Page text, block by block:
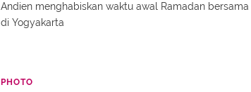
Andien menghabiskan waktu awal Ramadan
di Yogyakarta
PHOTO